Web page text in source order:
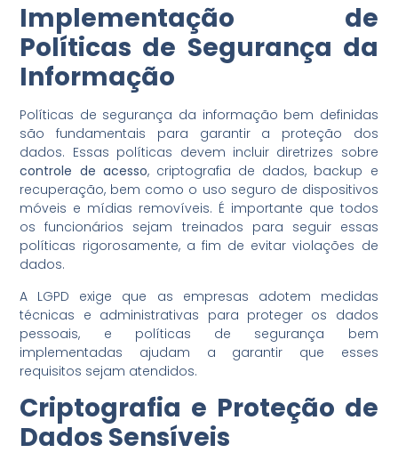
Implementação de
Políticas de Segurança da
Informação
Políticas de segurança da informação bem definidas
são fundamentais para garantir a proteção dos
dados. Essas políticas devem incluir diretrizes sobre
controle de acesso, criptografia de dados, backup e
recuperação, bem como o uso seguro de dispositivos
móveis e mídias removíveis. É importante que todos
os funcionários sejam treinados para seguir essas
políticas rigorosamente, a fim de evitar violações de
dados.
A LGPD exige que as empresas adotem medidas
técnicas e administrativas para proteger os dados
pessoais, e políticas de segurança bem
implementadas ajudam a garantir que esses
requisitos sejam atendidos.
Criptografia e Proteção de
Dados Sensíveis